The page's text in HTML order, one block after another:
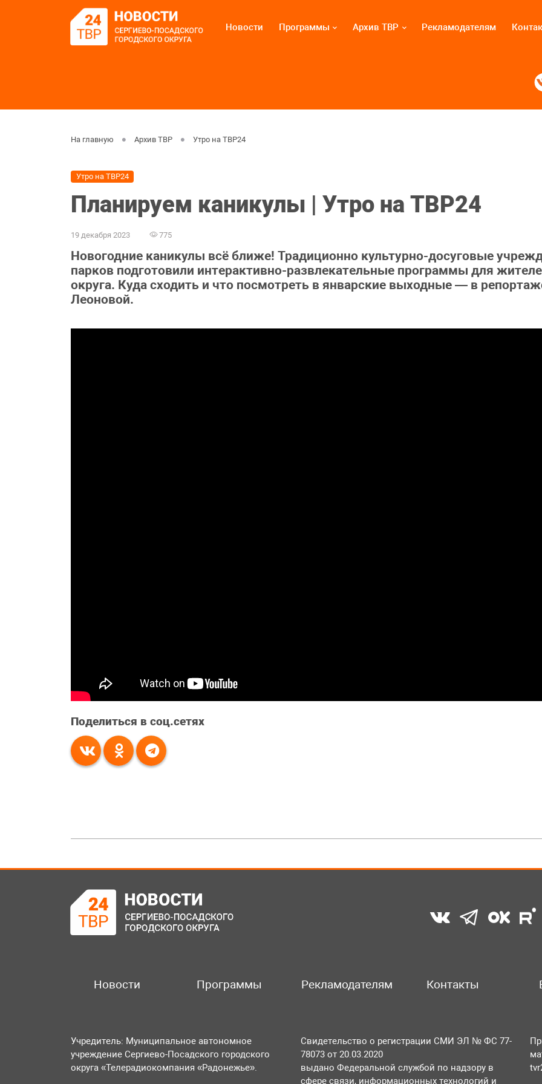
Новости Программы Архив ТВР Рекламодателям
На главную Архив ТВР Утро на ТВР24
Утро на ТВР24
Планируем каникулы | Утро на ТВР24
19 декабря 2023 775
Новогодние каникулы всё ближе! Традиционно культурно-досуговые
парков подготовили интерактивно-развлекательные программы для
округа. Куда сходить и что посмотреть в январские выходные — в
Леоновой.
Поделиться в соц.сетях
Новости Программы Рекламодателям Контакты
Учредитель: Муниципальное автономное
учреждение Сергиево-Посадского городского
округа «Телерадиокомпания «Радонежье».
Свидетельство о регистрации СМИ ЭЛ № ФС 77-
78073 от 20.03.2020
выдано Федеральной службой по надзору в
сфере связи, информационных технологий и